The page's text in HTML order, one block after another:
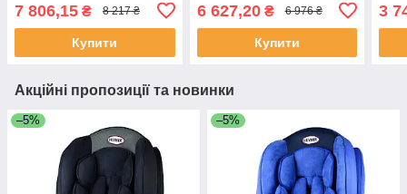
7 806,15 ₴ 8 217 ₴
Купити
6 627,20₴ 6 976 ₴
Купити
3
Акційні пропозиції та новинки
–5% –5%